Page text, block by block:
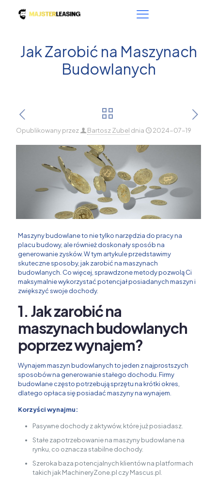
Jak Zarobić na Maszynach
Budowlanych
Opublikowany przez Bartosz Zubel dnia 2024-07-19
Maszyny budowlane to nie tylko narzędzia do pracy na
placu budowy, ale również doskonały sposób na
generowanie zysków. W tym artykule przedstawimy
skuteczne sposoby, jak zarobić na maszynach
budowlanych. Co więcej, sprawdzone metody pozwolą Ci
maksymalnie wykorzystać potencjał posiadanych maszyn i
zwiększyć swoje dochody.
1. Jak zarobić na
maszynach budowlanych
poprzez wynajem?
Wynajem maszyn budowlanych to jeden z najprostszych
sposobów na generowanie stałego dochodu. Firmy
budowlane często potrzebują sprzętu na krótki okres,
dlatego opłaca się posiadać maszyny na wynajem.
Korzyści wynajmu:
Pasywne dochody z aktywów, które już posiadasz.
Stałe zapotrzebowanie na maszyny budowlane na
rynku, co oznacza stabilne dochody.
Szeroka baza potencjalnych klientów na platformach
takich jak MachineryZone.pl czy Mascus.pl.